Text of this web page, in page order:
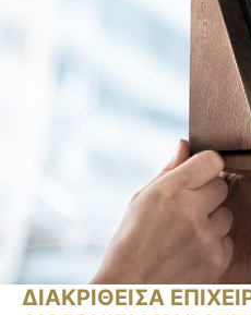
ΔΙΑΚΡΙΘΕΙΣΑ